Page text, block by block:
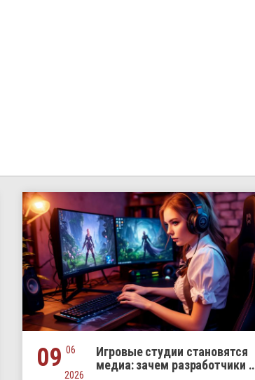
09 06
2026
Игровые студии становятся
медиа: зачем разработчики ..